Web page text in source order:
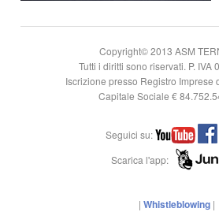
Copyright© 2013 ASM
Tutti i diritti sono riservati. P. IVA
Iscrizione presso Registro Imprese
Capitale Sociale €
Seguici su:
Scarica l'app:
| Whistleblowing|